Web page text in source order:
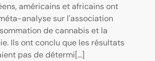
américains et africains ont
analyse sur l'association
de cannabis et la
Ils ont conclu que les résultats
pas de détermi[...]